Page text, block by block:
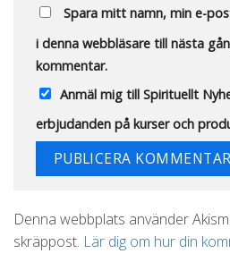
Spara mitt namn, min e-
i denna webbläsare till nästa
kommentar.
Anmäl mig till Spirituellt
erbjudanden på kurser och
Denna webbplats använder
skräppost. Lär dig om hur din